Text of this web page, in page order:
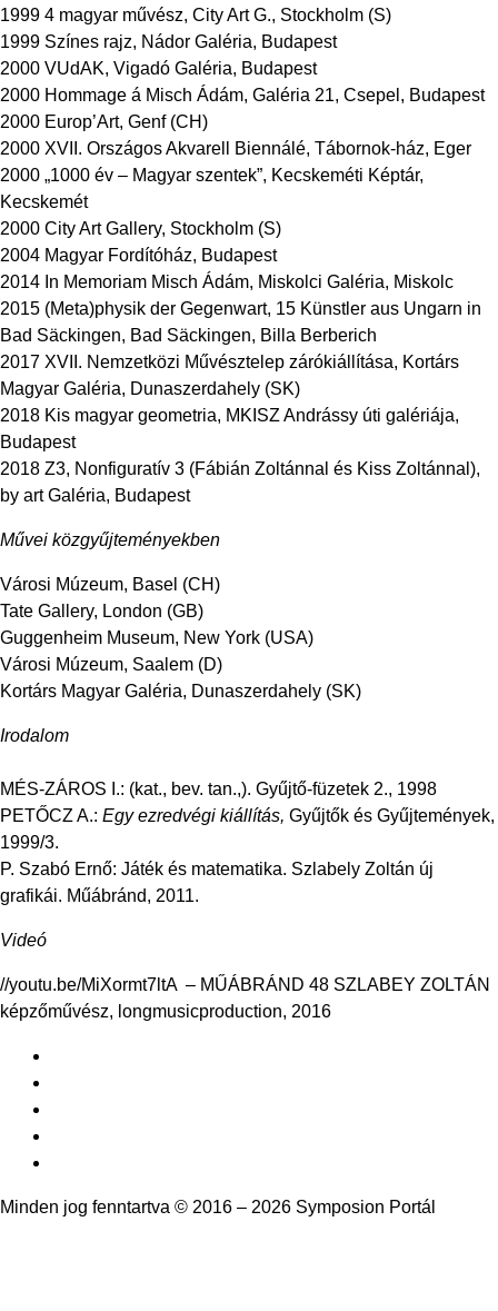
1999 4 magyar művész, City Art G., Stockholm (S)
1999 Színes rajz, Nádor Galéria, Budapest
2000 VUdAK, Vigadó Galéria, Budapest
2000 Hommage á Misch Ádám, Galéria 21, Csepel, Budapest
2000 Europ’Art, Genf (CH)
2000 XVII. Országos Akvarell Biennálé, Tábornok-ház, Eger
2000 „1000 év – Magyar szentek”, Kecskeméti Képtár,
Kecskemét
2000 City Art Gallery, Stockholm (S)
2004 Magyar Fordítóház, Budapest
2014 In Memoriam Misch Ádám, Miskolci Galéria, Miskolc
2015 (Meta)physik der Gegenwart, 15 Künstler aus Ungarn in
Bad Säckingen, Bad Säckingen, Billa Berberich
2017 XVII. Nemzetközi Művésztelep zárókiállítása, Kortárs
Magyar Galéria, Dunaszerdahely (SK)
2018 Kis magyar geometria, MKISZ Andrássy úti galériája,
Budapest
2018 Z3, Nonfiguratív 3 (Fábián Zoltánnal és Kiss Zoltánnal),
by art Galéria, Budapest
Művei közgyűjteményekben
Városi Múzeum, Basel (CH)
Tate Gallery, London (GB)
Guggenheim Museum, New York (USA)
Városi Múzeum, Saalem (D)
Kortárs Magyar Galéria, Dunaszerdahely (SK)
Irodalom
MÉS-ZÁROS I.: (kat., bev. tan.,). Gyűjtő-füzetek 2., 1998
PETŐCZ A.: Egy ezredvégi kiállítás, Gyűjtők és Gyűjtemények,
1999/3.
P. Szabó Ernő: Játék és matematika. Szlabely Zoltán új
grafikái. Műábránd, 2011.
Videó
//youtu.be/MiXormt7ltA– MŰÁBRÁND 48 SZLABEY ZOLTÁN
képzőművész, longmusicproduction, 2016
Minden jog fenntartva © 2016 – 2026 Symposion Portál